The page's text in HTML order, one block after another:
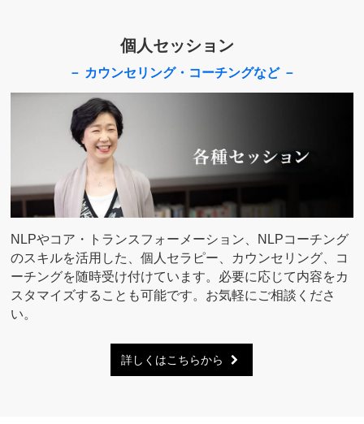
個人セッション
－ カウンセリング・コーチングなど －
NLPやコア・トランスフォーメーション、NLPコーチング
のスキルを活用した、個人セラピー、カウンセリング、コ
ーチングを随時受け付けています。必要に応じて内容をカ
スタマイズすることも可能です。お気軽にご相談くださ
い。
詳しくはこちらから